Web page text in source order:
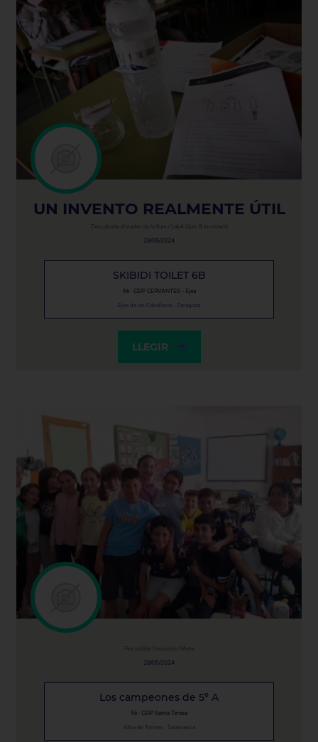
UN INVENTO REALMENTE ÚTIL
Descobreix el poder de la llum / Lab4 Llum & Innovació
28/05/2024
SKIBIDI TOILET 6B
6è · CEIP CERVANTES - Ejea
Ejea de los Caballeros · Zaragoza
LLEGIR
Fes visible l'invisible / Meta
28/05/2024
Los campeones de 5º A
5è · CEIP Santa Teresa
Alba de Tormes · Salamanca